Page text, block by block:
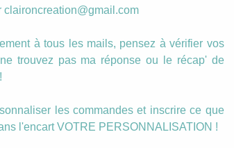
pas si vous avez des demandes
! (tout est possible !)
plusieurs, n’hésitez pas à m’écrire, je
ferai un devis) !
claironcreation@gmail.com
à tous les mails, pensez à vérifier vos
trouvez pas ma réponse ou le récap' de
les commandes et inscrire ce que
l'encart VOTRE PERSONNALISATION !